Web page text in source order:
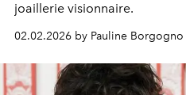
joaillerie visionnaire.
02.02.2026 by Pauline Borgogno